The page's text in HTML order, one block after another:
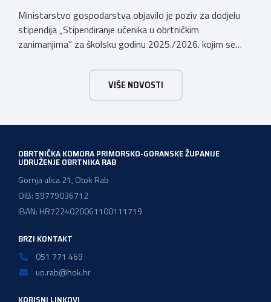
Ministarstvo gospodarstva objavilo je poziv za dodjelu
stipendija „Stipendiranje učenika u obrtničkim
zanimanjima“ za školsku godinu 2025./2026. kojim se
2025./2026. obrazuju temeljem programa/kurikula u
trogodišnjem trajanju za stjecanje deficitarnih obrtničkih
zanimanja, sukladno Preporukama za obrazovnu upisnu
VIŠE NOVOSTI
OBRTNIČKA KOMORA PRIMORSKO-GORANSKE ŽUPANIJE
UDRUŽENJE OBRTNIKA RAB
Gornja ulica 21, Otok Rab
OIB: 59779036712
IBAN: HR7224020061100111719
BRZI KONTAKT
051 771 469
uo.rab@hok.hr